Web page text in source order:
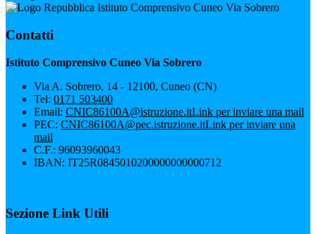
Istituto Comprensivo Cuneo Via Sobrero
Contatti
Istituto Comprensivo Cuneo Via Sobrero
Via A. Sobrero, 14 - 12100, Cuneo (CN)
Tel: 0171 503400
Email: CNIC86100A@istruzione.itLink per inviare una mail
PEC: CNIC86100A@pec.istruzione.itLink per inviare una
mail
C.F.: 96093960043
IBAN: IT25R0845010200000000000712
Sezione Link Utili